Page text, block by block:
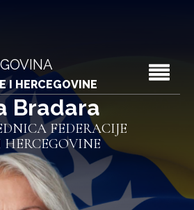
I HERCEGOVINE
Bradara
FEDERACIJE
HERCEGOVINE